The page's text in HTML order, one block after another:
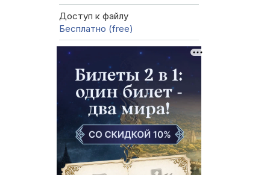
Доступ к файлу
Бесплатно (free)